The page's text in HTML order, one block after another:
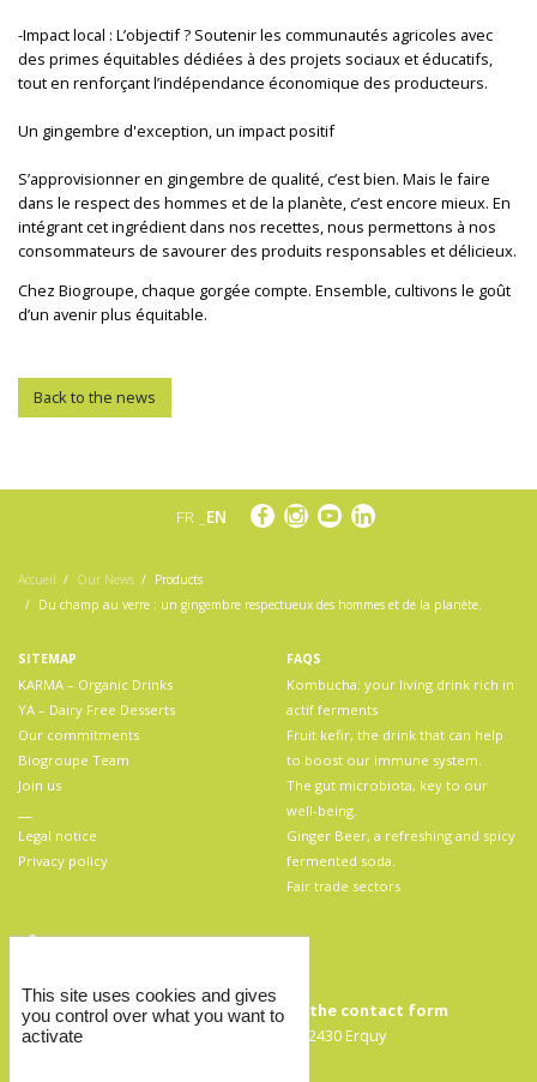
-Impact local : L’objectif ? Soutenir les communautés agricoles avec
des primes équitables dédiées à des projets sociaux et éducatifs,
tout en renforçant l’indépendance économique des producteurs.
Un gingembre d'exception, un impact positif
S’approvisionner en gingembre de qualité, c’est bien. Mais le faire
dans le respect des hommes et de la planète, c’est encore mieux. En
intégrant cet ingrédient dans nos recettes, nous permettons à nos
consommateurs de savourer des produits responsables et délicieux.
Chez Biogroupe, chaque gorgée compte. Ensemble, cultivons le goût
d’un avenir plus équitable.
Back to the news
FR EN
Accueil Our News
Products
Du champ au verre : un gingembre respectueux des hommes et de la planète.
SITEMAP
KARMA – Organic Drinks
YA – Dairy Free Desserts
Our commitments
Biogroupe Team
Join us
Legal notice
Privacy policy
FAQS
Kombucha: your living drink rich in
actif ferments
Fruit kefir, the drink that can help
to boost our immune system.
The gut microbiota, key to our
well-being.
Ginger Beer, a refreshing and spicy
fermented soda.
Fair trade sectors
For any contact request, write us by the contact form
Biogroupe SAS, 11 rue Robert Surcouf, 22430 Erquy
This site uses cookies and gives
you control over what you want to
activate